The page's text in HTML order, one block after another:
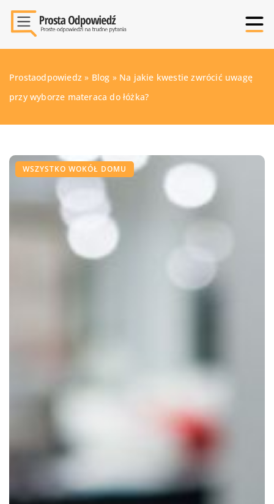
Prostaodpowiedz » Blog » Na jakie kwestie zwrócić uwagę
przy wyborze materaca do łóżka?
WSZYSTKO WOKÓŁ DOMU